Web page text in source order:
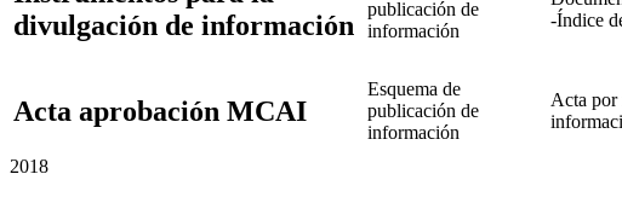
divulgación de información
publicación de
información
-Índice
Acta aprobación MCAI
Esquema de
publicación de
información
Acta por
2018